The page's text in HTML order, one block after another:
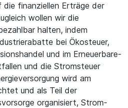
die finanziellen Erträge der
wollen wir die
halten, indem
bei Ökosteuer,
und im Erneuerbare-
und die Stromsteuer
wird am
und als Teil der
organisiert, Strom-